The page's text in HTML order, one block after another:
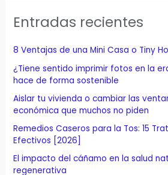
r
p
r
:
Entradas recientes
8 Ventajas de una Mini Casa o Tiny
¿Tiene sentido imprimir fotos en la
hace de forma sostenible
Aislar tu vivienda o cambiar las
económica que muchos no piden
Remedios Caseros para la Tos: 15
Efectivos [2026]
El impacto del cáñamo en la salud
regenerativa